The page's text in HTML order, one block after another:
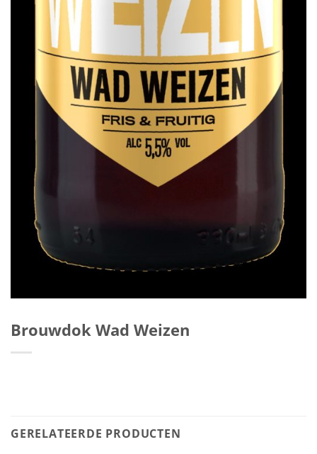
Brouwdok Wad Weizen
GERELATEERDE PRODUCTEN